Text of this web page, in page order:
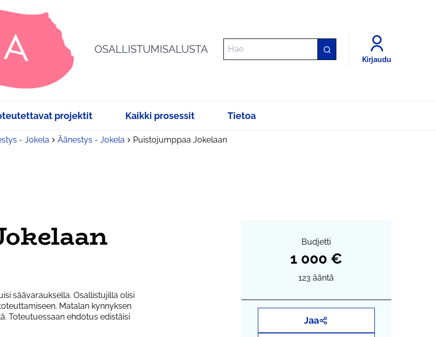
OSALLISTUMISALUSTA
Kirjaudu
projektit Kaikki prosessit Tietoa
- Jokela Äänestys - Jokela Puistojumppaa Jokelaan
säävarauksella. Osallistujilla olisi
Matalan kynnyksen
Toteutuessaan ehdotus edistäisi
Budjetti
1 000 €
123ääntä
Jaa